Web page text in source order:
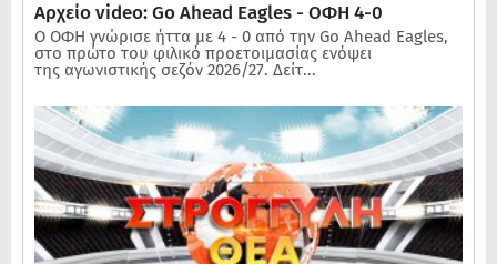
Αρχείο video: Go Ahead Eagles - ΟΦΗ 4-0
Ο ΟΦΗ γνώρισε ήττα με 4 - 0 από την Go Ahead Eagles,
στο πρώτο του φιλικό προετοιμασίας ενόψει
της αγωνιστικής σεζόν 2026/27. Δείτ...